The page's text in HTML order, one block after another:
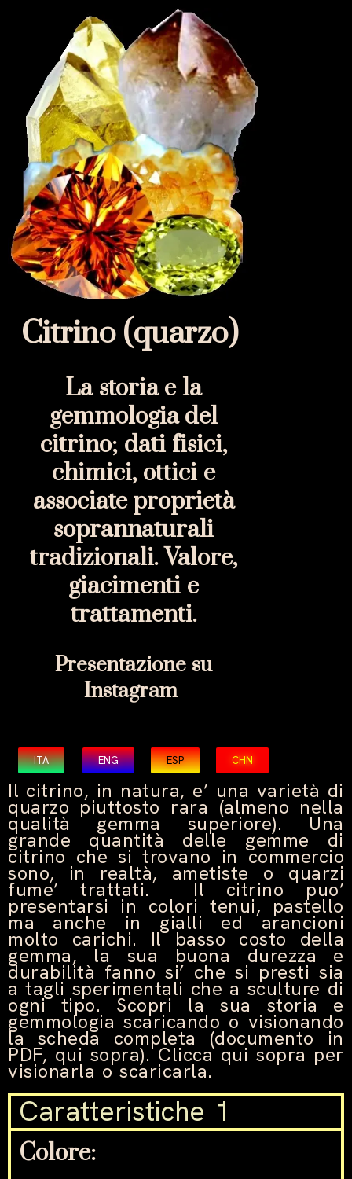
Citrino (quarzo)
La storia e la
gemmologia del
citrino; dati fisici,
chimici, ottici e
associate proprietà
soprannaturali
tradizionali. Valore,
giacimenti e
trattamenti.
Presentazione su
Instagram
ITA ENG ESP CHN
Il citrino, in natura, e’ una varietà di
quarzo piuttosto rara (almeno nella
qualità gemma superiore). Una
grande quantità delle gemme di
citrino che si trovano in commercio
sono, in realtà, ametiste o quarzi
fume’ trattati. Il citrino puo’
presentarsi in colori tenui, pastello
ma anche in gialli ed arancioni
molto carichi. Il basso costo della
gemma, la sua buona durezza e
durabilità fanno si’ che si presti sia
a tagli sperimentali che a sculture di
ogni tipo. Scopri la sua storia e
gemmologia scaricando o visionando
la scheda completa (documento in
PDF, qui sopra). Clicca qui sopra per
visionarla o scaricarla.
Caratteristiche 1
Colore: